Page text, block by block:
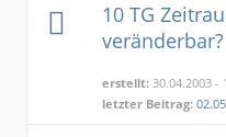
10 TG
veränderbar?
erstellt: 30.04.2003 -
letzter Beitrag: